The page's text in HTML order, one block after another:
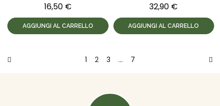
16,50 €
AGGIUNGI AL CARRELLO
32,90 €
AGGIUNGI AL CARRELLO
1 2 3 … 7